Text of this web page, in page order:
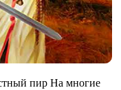
пир На многие